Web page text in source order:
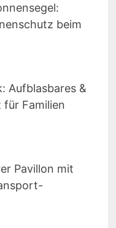
beim
Aufblasbares &
für Familien
Pavillon mit